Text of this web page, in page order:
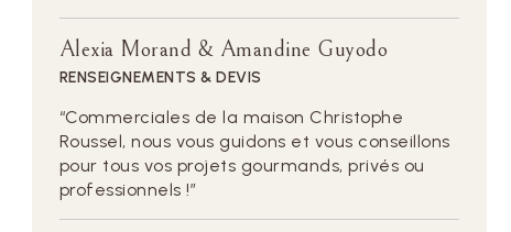
Alexia Morand & Amandine Guyodo
RENSEIGNEMENTS & DEVIS
Commerciales de la maison Christophe
Roussel, nous vous guidons et vous conseillons
pour tous vos projets gourmands, privés ou
professionnels !